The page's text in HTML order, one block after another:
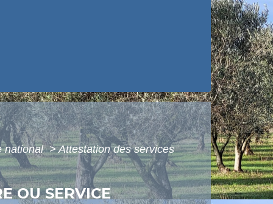
national> Attestation des services
OU SERVICE